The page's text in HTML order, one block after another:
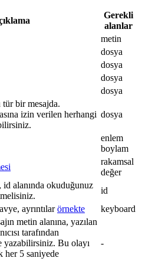
Gerekli
alanlar
metin
dosya
dosya
dosya
dosya
tür bir mesajda.
izin verilen herhangi dosya
enlem
boylam
rakamsal
değer
, id alanında okuduğunuz
id
ayrıntılarörnekte keyboard
metin alanına, yazılan
tarafından
yazabilirsiniz. Bu olayı
her 5 saniyede
-